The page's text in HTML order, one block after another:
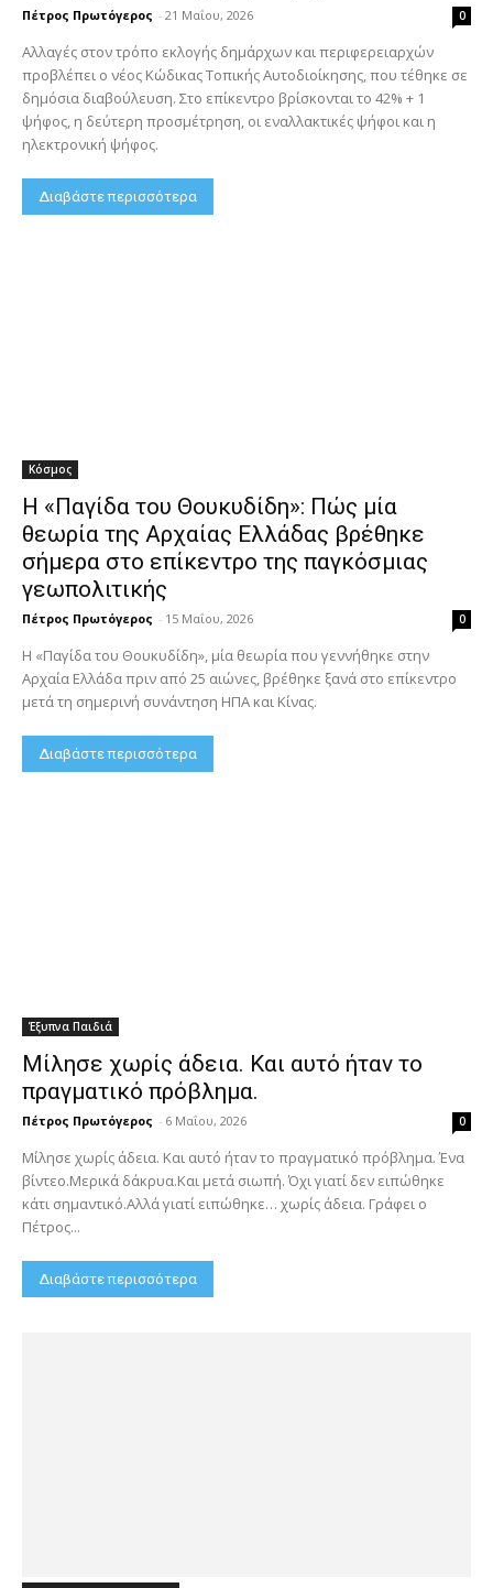
Πέτρος Πρωτόγερος - 21 Μαΐου, 2026 0
Αλλαγές στον τρόπο εκλογής δημάρχων και περιφερειαρχών
προβλέπει ο νέος Κώδικας Τοπικής Αυτοδιοίκησης, που τέθηκε σε
δημόσια διαβούλευση. Στο επίκεντρο βρίσκονται το 42% + 1
ψήφος, η δεύτερη προσμέτρηση, οι εναλλακτικές ψήφοι και η
ηλεκτρονική ψήφος.
Διαβάστε περισσότερα
Κόσμος
Η «Παγίδα του Θουκυδίδη»: Πώς μία
θεωρία της Αρχαίας Ελλάδας βρέθηκε
σήμερα στο επίκεντρο της παγκόσμιας
γεωπολιτικής
Πέτρος Πρωτόγερος - 15 Μαΐου, 2026 0
Η «Παγίδα του Θουκυδίδη», μία θεωρία που γεννήθηκε στην
Αρχαία Ελλάδα πριν από 25 αιώνες, βρέθηκε ξανά στο επίκεντρο
μετά τη σημερινή συνάντηση ΗΠΑ και Κίνας.
Διαβάστε περισσότερα
Έξυπνα Παιδιά
Μίλησε χωρίς άδεια. Και αυτό ήταν το
πραγματικό πρόβλημα.
Πέτρος Πρωτόγερος - 6 Μαΐου, 2026 0
Μίλησε χωρίς άδεια. Και αυτό ήταν το πραγματικό πρόβλημα. Ένα
βίντεο.Μερικά δάκρυα.Και μετά σιωπή. Όχι γιατί δεν ειπώθηκε
κάτι σημαντικό.Αλλά γιατί ειπώθηκε… χωρίς άδεια. Γράφει ο
Πέτρος...
Διαβάστε περισσότερα